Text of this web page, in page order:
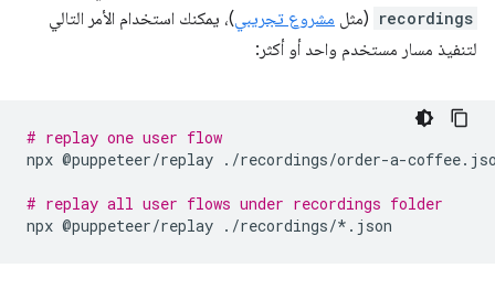
recordings (مثل مشروع تجريبي)، يمكنك استخدام الأمر التالي
لتنفيذ مسار مستخدم واحد أو أكثر:
# replay one user flow
npx @puppeteer/replay ./recordings/order-a-
# replay all user flows under recordings folder
npx @puppeteer/replay